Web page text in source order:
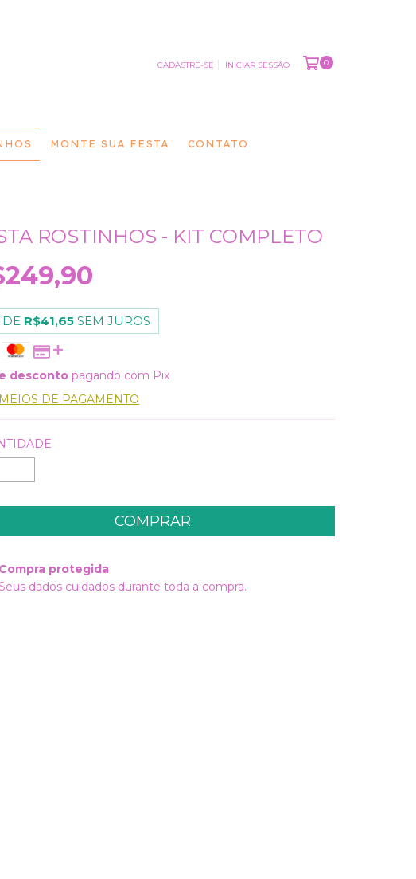
CADASTRE-SE INICIAR SESSÃO 0
MONTE SUA FESTA CONTATO
ROSTINHOS - KIT COMPLETO
DE R$41,65 SEM JUROS
desconto pagando com Pix
DE PAGAMENTO
Compra protegida
dados cuidados durante toda a compra.